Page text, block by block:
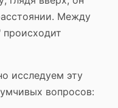
Между
исследуем эту
вопросов: